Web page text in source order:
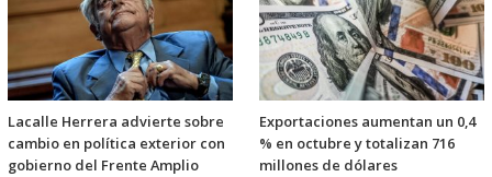
Lacalle Herrera advierte sobre
cambio en política exterior con
gobierno del Frente Amplio
Exportaciones aumentan un 0,4
% en octubre y totalizan 716
millones de dólares